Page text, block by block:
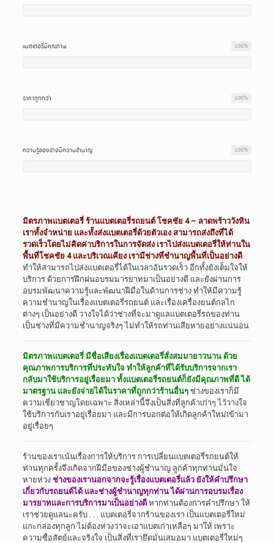
แบตเตอรี่มีคุณภาพ 100%
ราคาถูกกว่า 100%
ความรู้ของช่างมีความชำนาญ 100%
มิตรภาพแบตเตอรี่ ร้านแบตเตอรี่รถยนต์ โชคชัย 4 – ลาดพร้าววังหิน
เราทั้งจำหน่าย และทั้งส่งแบตเตอรี่ด้วยตัวเอง สามารถส่งถึงที่ได้
รวดเร็วโดยไม่คิดค่าบริการในการจัดส่ง เราไปส่งแบตเตอรี่ให้ท่านใน
พื้นที่โชคชัย 4 และบริเวณเคียง เรามีช่างที่ชำนาญพื้นที่เป็นอย่างดี
ทำให้สามารถไปส่งแบตเตอรี่ได้ในเวลาอันรวดเร็ว อีกทั้งยังเต็มใจให้
บริการ ด้วยการฝึกฝนอบรมมารยาทมาเป็นอย่างดี และยังผ่านการ
อบรมพัฒนาความรู้และพัฒนาฝีมือในด้านการช่าง ทำให้มีความรู้
ความชำนาญในเรื่องแบตเตอรี่รถยนต์ และเรื่องเครื่องยนต์กลไก
ต่างๆ เป็นอย่างดี วางใจได้ว่าช่างที่จะมาดูแลแบตเตอรี่รถของท่าน
เป็นช่างที่มีความชำนาญจริงๆ ไม่ทำให้รถท่านเสียหายอย่างแน่นอน
มิตรภาพแบตเตอรี่ มีชื่อเสียงเรื่องแบตเตอรี่สั่งสมมายาวนาน ด้วย
คุณภาพการบริการที่ประทับใจ ทำให้ลูกค้าที่ได้รับบริการจากเรา
กลับมาใช้บริการอยู่เรื่อยมา ทั้งแบตเตอรี่รถยนต์ก็ยังมีคุณภาพที่ดี ได้
มาตรฐาน และยังจ่ายได้ในราคาที่ถูกกว่าร้านอื่นๆ ช่างของเราก็มี
ความเชี่ยวชาญโดยเฉพาะ สิ่งเหล่านี้จึงเป็นสิ่งที่ลูกค้าเก่าๆ ไว้วางใจ
ใช้บริการกับเราอยู่เรื่อยมา และมีการบอกต่อให้เกิดลูกค้าใหม่เข้ามา
อยู่เรื่อยๆ
ร้านของเราเน้นเรื่องการให้บริการ การเปลี่ยนแบตเตอรี่รถยนต์ให้
ท่านทุกครั้งจึงเกิดจากฝีมือของช่างผู้ชำนาญ ลูกค้าทุกท่านมั่นใจ
หายห่วง ช่างของเรานอกจากจะรู้เรื่องแบตเตอรี่แล้ว ยังให้คำปรึกษา
เกี่ยวกับรถยนต์ได้ และช่างผู้ชำนาญทุกท่าน ได้ผ่านการอบรมเรื่อง
มารยาทและการบริการมาเป็นอย่างดีหากท่านต้องการคำปรึกษา ให้
เราช่วยดูแลนะครับ . . . แบตเตอรี่จากร้านของเรา เป็นแบตเตอรี่ใหม่
แกะกล่องทุกลูก ไม่ต้องห่วงว่าจะเอาแบตเก่าเหลือๆ มาให้ เพราะ
ความซื่อสัตย์และจริงใจ เป็นสิ่งที่เรายึดมั่นเสมอมา แบตเตอรี่ใหม่ๆ